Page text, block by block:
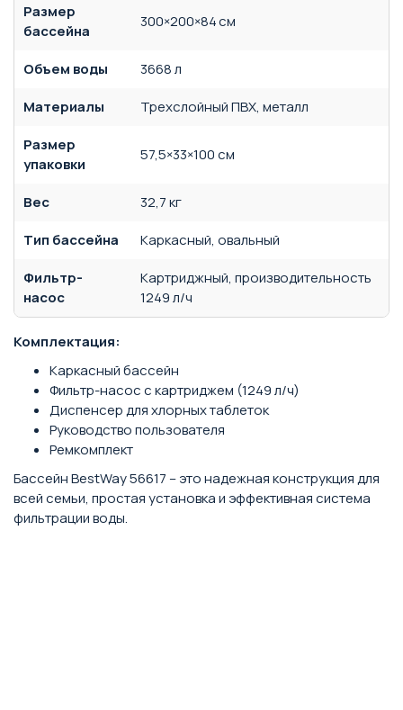
Размер
бассейна
300×200×84 см
Объем воды
3668 л
Материалы
Трехслойный ПВХ, металл
Размер
упаковки
57,5×33×100 см
Вес
32,7 кг
Тип бассейна
Каркасный, овальный
Фильтр-
насос
Картриджный, производительность
1249 л/ч
Комплектация:
Каркасный бассейн
Фильтр-насос с картриджем (1249 л/ч)
Диспенсер для хлорных таблеток
Руководство пользователя
Ремкомплект
Бассейн BestWay 56617 – это надежная конструкция для
всей семьи, простая установка и эффективная система
фильтрации воды.